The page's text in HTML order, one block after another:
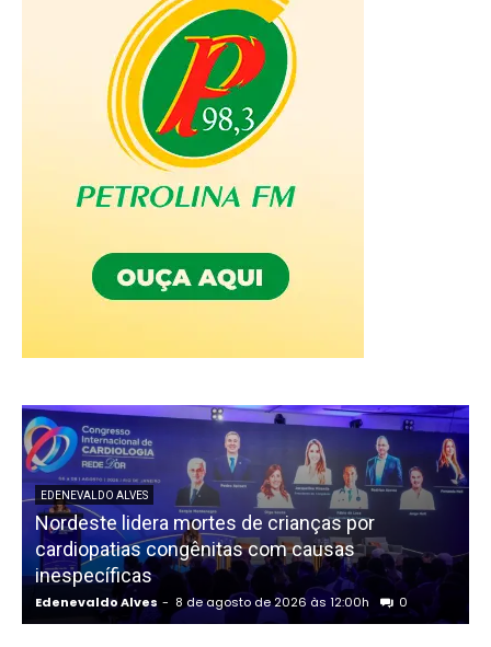
EDENEVALDO ALVES
Nordeste lidera mortes de crianças por
cardiopatias congênitas com causas
inespecíficas
Edenevaldo Alves - 8 de agosto de 2026 às 12:00h 0